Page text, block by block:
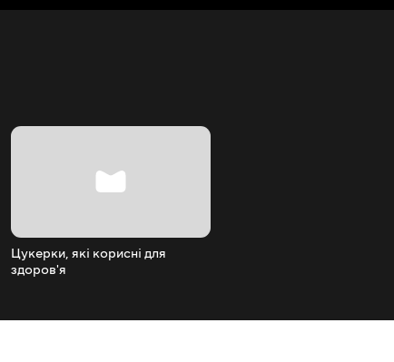
Цукерки, які корисні для
здоров'я